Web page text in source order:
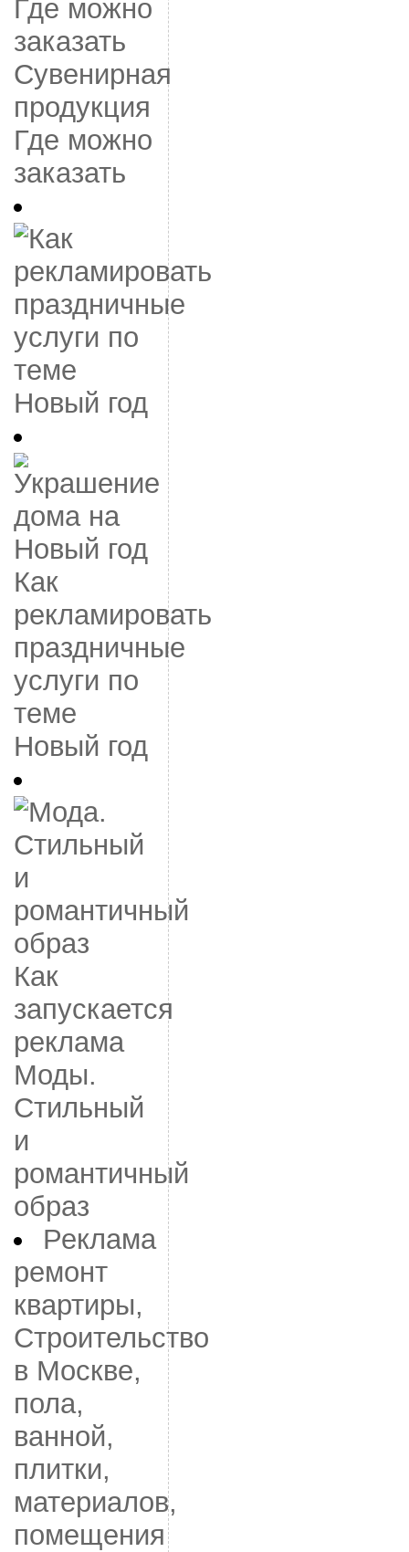
Сувенирная
продукция
Где можно
заказать
Как
рекламировать
праздничные
услуги по
теме
Новый год
Как
запускается
реклама
Моды.
Стильный
и
романтичный
образ
Реклама
ремонт
квартиры,
Строительство
в Москве,
пола,
ванной,
плитки,
материалов,
помещения